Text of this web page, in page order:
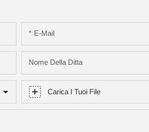
E-Mail
Nome Della Ditta
Carica I Tuoi File